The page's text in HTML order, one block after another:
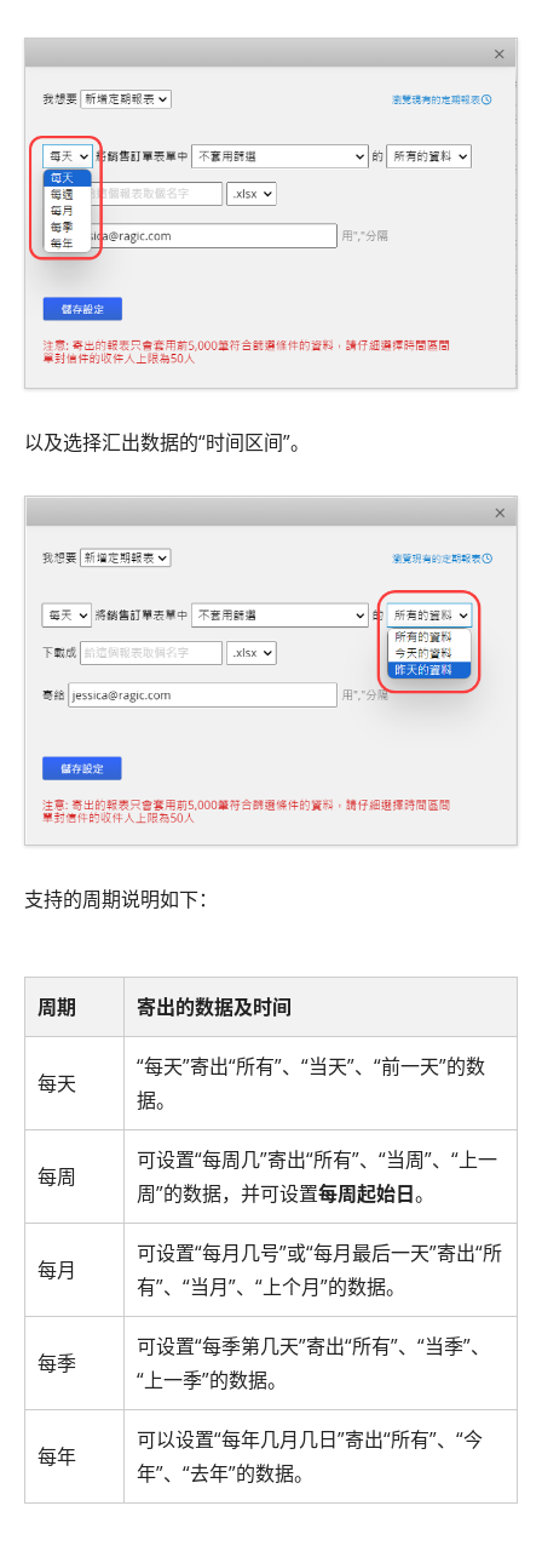
以及选择汇出数据的“时间区间”。
支持的周期说明如下：
周期 寄出的数据及时间
每天
“每天”寄出“所有”、“当天”、“前一天”的数
据。
每周
可设置“每周几”寄出“所有”、“当周”、“上一
周”的数据，并可设置每周起始日。
每月
可设置“每月几号”或“每月最后一天”寄出“所
有”、“当月”、“上个月”的数据。
每季
可设置“每季第几天”寄出“所有”、“当季”、
“上一季”的数据。
每年
可以设置“每年几月几日”寄出“所有”、“今
年”、“去年”的数据。